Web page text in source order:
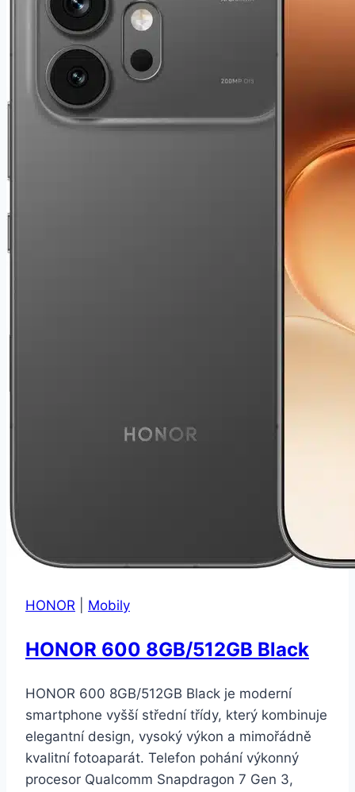
(51095ERB)
HONOR Mobily
HONOR 600 8GB/512GB Black
HONOR 600 8GB/512GB Black je moderní
smartphone vyšší střední třídy, který kombinuje
elegantní design, vysoký výkon a mimořádně
kvalitní fotoaparát. Telefon pohání výkonný
procesor Qualcomm Snapdragon 7 Gen 3,